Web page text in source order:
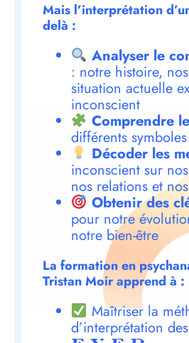
Mais l’interprétation
delà :
Analyser le
: notre histoire,
situation actuelle
inconscient
Comprendre
différents
Décoder les
inconscient sur
nos relations et
Obtenir des
pour notre
notre bien-être
La formation en
Tristan Moir apprend à :
Maîtriser la
d’interprétation